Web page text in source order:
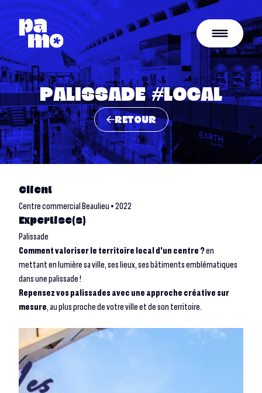
PALISSADE #LOCAL
RETOUR
Client
Centre commercial Beaulieu • 2022
Expertise(s)
Palissade
Comment valoriser le territoire local d'un centre ?en
mettant en lumière sa ville, ses lieux, ses bâtiments emblématiques
dans une palissade !
Repensez vos palissades avec une approche créative sur
mesure, au plus proche de votre ville et de son territoire.